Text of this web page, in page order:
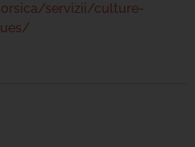
servizii/culture-